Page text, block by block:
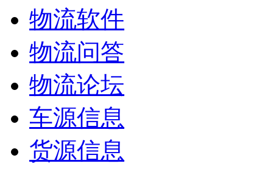
物流软件
物流问答
物流论坛
车源信息
货源信息